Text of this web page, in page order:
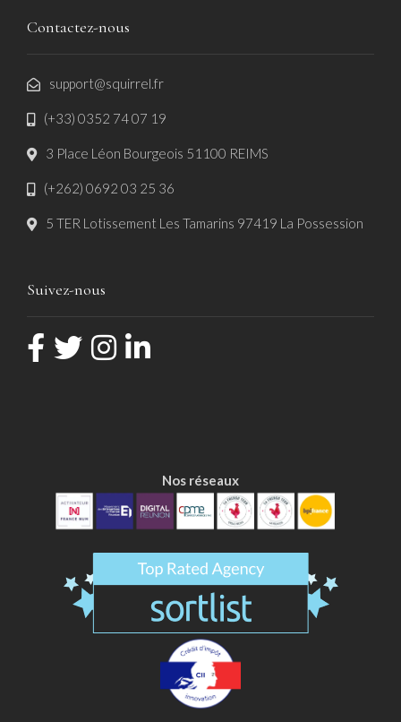
Contactez-nous
support@squirrel.fr
(+33) 0352 74 07 19
3 Place Léon Bourgeois 51100 REIMS
(+262) 0692 03 25 36
5 TER Lotissement Les Tamarins 97419 La Possession
Suivez-nous
Nos réseaux